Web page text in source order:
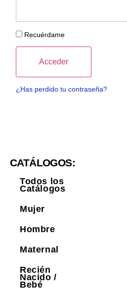
Recuérdame
¿Has perdido tu contraseña?
CATÁLOGOS:
Todos los
Catálogos
Mujer
Hombre
Maternal
Recién
Nacido /
Bebé